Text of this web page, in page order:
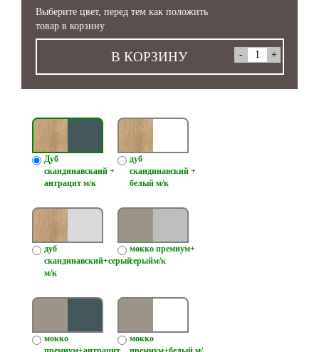
Выберите цвет, перед тем как положить
товар в корзину
В КОРЗИНУ
Дуб
скандинавскаий +
антрацит м/к
дуб
скандинавский +
белый м/к
дуб
скандинавский+серый
м/к
мокко премиум+
серыйм/к
мокко
мокко